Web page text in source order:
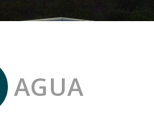
AGUA